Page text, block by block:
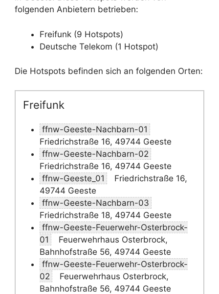
folgenden Anbietern betrieben:
Freifunk (9 Hotspots)
Deutsche Telekom (1 Hotspot)
Die Hotspots befinden sich an folgenden Orten:
Freifunk
ffnw-Geeste-Nachbarn-01
Friedrichstraße 16, 49744 Geeste
ffnw-Geeste-Nachbarn-02
Friedrichstraße 16, 49744 Geeste
ffnw-Geeste_01
Friedrichstraße 16,
49744 Geeste
ffnw-Geeste-Nachbarn-03
Friedrichstraße 18, 49744 Geeste
ffnw-Geeste-Feuerwehr-Osterbrock-
01
Feuerwehrhaus Osterbrock,
Bahnhofstraße 56, 49744 Geeste
ffnw-Geeste-Feuerwehr-Osterbrock-
02
Feuerwehrhaus Osterbrock,
Bahnhofstraße 56, 49744 Geeste